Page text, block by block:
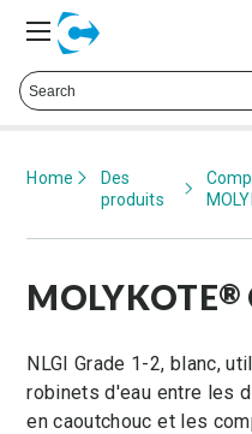
Contactez le
at
Home
Des
produits
MOLYKOTE®
NLGI Grade 1-2, blanc,
robinets d'eau entre les
en caoutchouc et les